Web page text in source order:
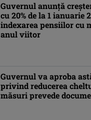
Guvernul anunţă
cu 20% de la 1 ianuarie
indexarea pensiilor cu
anul viitor
Guvernul va aproba
privind reducerea
măsuri prevede